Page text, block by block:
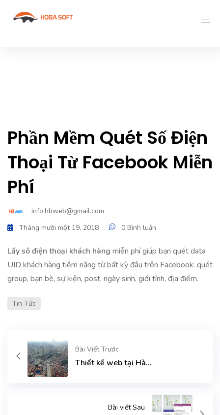
Liên Hệ
Phần Mềm Quét Số Điện
Thoại Từ Facebook Miễn
Phí
info.hbweb@gmail.com
Tháng mười một 19, 2018
0 Bình luận
Lấy sô điện thoại khách hàng miễn phí giúp bạn quét data
UID khách hàng tiềm năng từ bất kỳ đâu trên Facebook: quét
group, bạn bè, sự kiện, post, ngày sinh, giới tính, địa điểm.
Tin Tức
Bài Viết Trước
Thiết kế web tại Hà...
Bài viết Sau